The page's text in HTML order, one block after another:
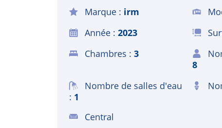
Marque irm
Année
2023
Chambres
3
8
Nombre de salles d'eau
1
Central